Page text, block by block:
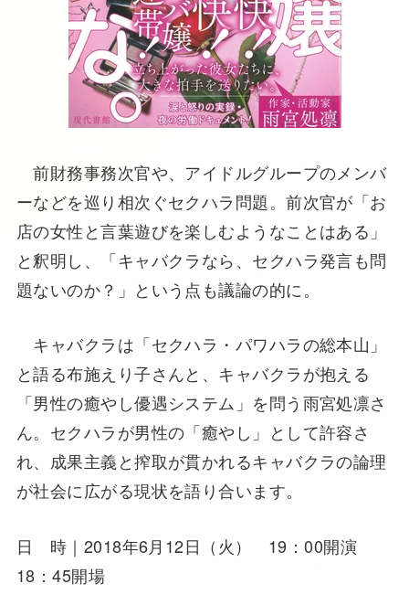
前財務事務次官や、アイドルグループのメンバ
ーなどを巡り相次ぐセクハラ問題。前次官が「お
店の女性と言葉遊びを楽しむようなことはある」
と釈明し、「キャバクラなら、セクハラ発言も問
題ないのか？」という点も議論の的に。
キャバクラは「セクハラ・パワハラの総本山」
と語る布施えり子さんと、キャバクラが抱える
「男性の癒やし優遇システム」を問う雨宮処凛さ
ん。セクハラが男性の「癒やし」として許容さ
れ、成果主義と搾取が貫かれるキャバクラの論理
が社会に広がる現状を語り合います。
日 時｜2018年6月12日（火） 19：00開演
18：45開場